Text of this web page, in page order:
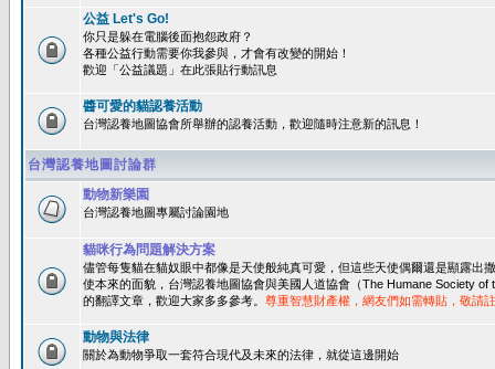
公益 Let's Go!
你只是躲在電腦後面抱怨政府？
各種公益行動需要你我參與，才會有改變的開始！
歡迎「公益議題」在此張貼行動訊息
醬可愛的貓認養活動
台灣認養地圖協會所舉辦的認養活動，歡迎隨時注意新的訊息！
台灣認養地圖討論群
動物新樂園
台灣認養地圖專屬討論園地
貓咪行為問題解決方案
儘管每隻貓在貓奴眼中都像是天使般純真可愛，但這些天使偶爾還是顯露出
使本來的面貌，台灣認養地圖協會與美國人道協會（The Humane Society
的翻譯文章，歡迎大家多多參考。 尊重智慧財產權，網友們如需轉貼，敬請
動物與法律
關於為動物爭取一套符合現代及未來的法律，就從這邊開始